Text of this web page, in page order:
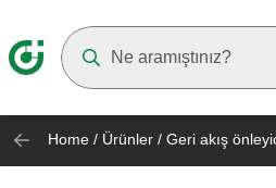
Home / Ürünler / Geri akış